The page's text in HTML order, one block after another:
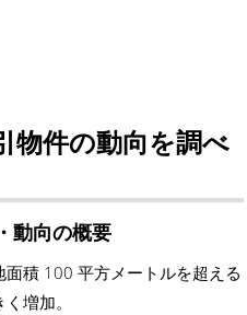
物件の動向を調べ
動向の概要
積 100 平方メートルを超える
増加。